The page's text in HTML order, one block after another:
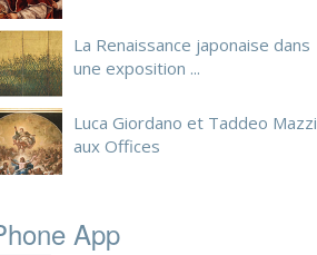
La Renaissance japonaise dans
une exposition ...
Luca Giordano et Taddeo Mazzi
aux Offices
App